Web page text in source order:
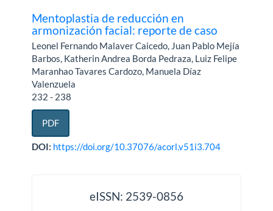
Mentoplastia de reducción en
armonización facial: reporte de caso
Leonel Fernando Malaver Caicedo, Juan Pablo Mejía
Barbos, Katherin Andrea Borda Pedraza, Luiz Felipe
Maranhao Tavares Cardozo, Manuela Díaz
Valenzuela
232 - 238
PDF
DOI: https://doi.org/10.37076/acorl.v51i3.704
eISSN: 2539-0856